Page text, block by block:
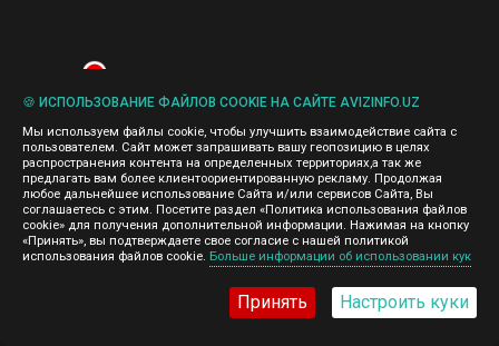
Объявления
🍪 ИСПОЛЬЗОВАНИЕ ФАЙЛОВ COOKIE НА САЙТЕ AVIZINFO.UZ
Мы используем файлы cookie, чтобы улучшить взаимодействие сайта с
пользователем. Сайт может запрашивать вашу геопозицию в целях
распространения контента на определенных территориях,а так же
предлагать вам более клиентоориентированную рекламу. Продолжая
любое дальнейшее использование Сайта и/или сервисов Сайта, Вы
соглашаетесь с этим. Посетите раздел «Политика использования файлов
cookie» для получения дополнительной информации. Нажимая на кнопку
«Принять», вы подтверждаете свое согласие с нашей политикой
использования файлов cookie. Больше информации об использовании кук
Принять Настроить куки